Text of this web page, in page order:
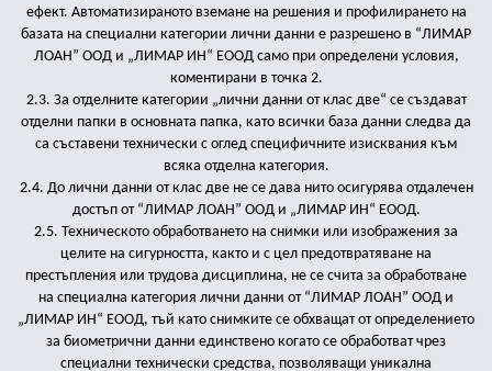
ефект. Автоматизираното вземане на решения и профилирането на
базата на специални категории лични данни е разрешено в “ЛИМАР
ЛОАН” ООД и „ЛИМАР ИН“ ЕООД само при определени условия,
коментирани в точка 2.
2.3. За отделните категории „лични данни от клас две“ се създават
отделни папки в основната папка, като всички база данни следва да
са съставени технически с оглед специфичните изисквания към
всяка отделна категория.
2.4. До лични данни от клас две не се дава нито осигурява отдалечен
достъп от “ЛИМАР ЛОАН” ООД и „ЛИМАР ИН“ ЕООД.
2.5. Техническото обработването на снимки или изображения за
целите на сигурността, както и с цел предотвратяване на
престъпления или трудова дисциплина, не се счита за обработване
на специална категория лични данни от “ЛИМАР ЛОАН” ООД и
„ЛИМАР ИН“ ЕООД, тъй като снимките се обхващат от определението
за биометрични данни единствено когато се обработват чрез
специални технически средства, позволяващи уникална